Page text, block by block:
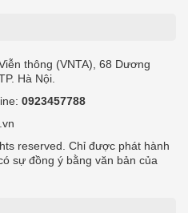
thông (VNTA), 68 Dương
Hà Nội.
0923457788
reserved. Chỉ được phát hành
sự đồng ý bằng văn bản của